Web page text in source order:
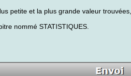
petite et la plus grande valeur
nommé STATISTIQUES.